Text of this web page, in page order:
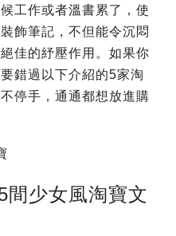
工作或者溫書累了，使
飾筆記，不但能令沉悶
佳的紓壓作用。如果你
錯過以下介紹的5家淘
停手，通通都想放進購
間少女風淘寶文